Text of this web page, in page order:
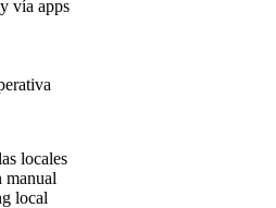
vía apps
locales
manual
local